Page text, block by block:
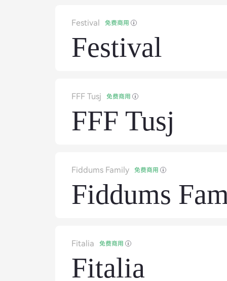
Festival 免费商用
Festival
FFF Tusj 免费商用
FFF Tusj
Fiddums Family 免费商用
Fiddums
Fitalia 免费商用
Fitalia